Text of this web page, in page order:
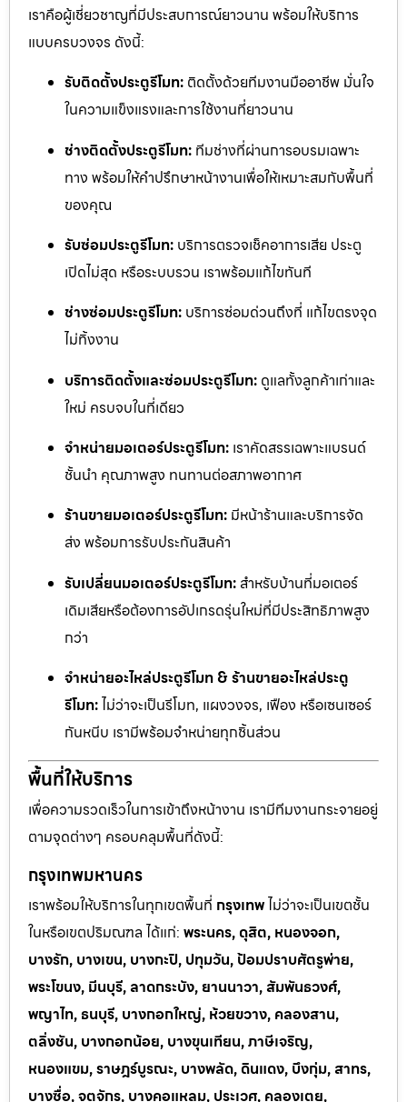
เราคือผู้เชี่ยวชาญที่มีประสบการณ์ยาวนาน พร้อมให้บริการ
แบบครบวงจร ดังนี้:
รับติดตั้งประตูรีโมท: ติดตั้งด้วยทีมงานมืออาชีพ มั่นใจ
ในความแข็งแรงและการใช้งานที่ยาวนาน
ช่างติดตั้งประตูรีโมท: ทีมช่างที่ผ่านการอบรมเฉพาะ
ทาง พร้อมให้คำปรึกษาหน้างานเพื่อให้เหมาะสมกับพื้นที่
ของคุณ
รับซ่อมประตูรีโมท: บริการตรวจเช็คอาการเสีย ประตู
เปิดไม่สุด หรือระบบรวน เราพร้อมแก้ไขทันที
ช่างซ่อมประตูรีโมท: บริการซ่อมด่วนถึงที่ แก้ไขตรงจุด
ไม่ทิ้งงาน
บริการติดตั้งและซ่อมประตูรีโมท: ดูแลทั้งลูกค้าเก่าและ
ใหม่ ครบจบในที่เดียว
จำหน่ายมอเตอร์ประตูรีโมท: เราคัดสรรเฉพาะแบรนด์
ชั้นนำ คุณภาพสูง ทนทานต่อสภาพอากาศ
ร้านขายมอเตอร์ประตูรีโมท: มีหน้าร้านและบริการจัด
ส่ง พร้อมการรับประกันสินค้า
รับเปลี่ยนมอเตอร์ประตูรีโมท: สำหรับบ้านที่มอเตอร์
เดิมเสียหรือต้องการอัปเกรดรุ่นใหม่ที่มีประสิทธิภาพสูง
กว่า
จำหน่ายอะไหล่ประตูรีโมท & ร้านขายอะไหล่ประตู
รีโมท:ไม่ว่าจะเป็นรีโมท, แผงวงจร, เฟือง หรือเซนเซอร์
กันหนีบ เรามีพร้อมจำหน่ายทุกชิ้นส่วน
พื้นที่ให้บริการ
เพื่อความรวดเร็วในการเข้าถึงหน้างาน เรามีทีมงานกระจายอยู่
ตามจุดต่างๆ ครอบคลุมพื้นที่ดังนี้:
กรุงเทพมหานคร
เราพร้อมให้บริการในทุกเขตพื้นที่ กรุงเทพไม่ว่าจะเป็นเขตชั้น
ในหรือเขตปริมณฑล ได้แก่: พระนคร, ดุสิต, หนองจอก,
บางรัก, บางเขน, บางกะปิ, ปทุมวัน, ป้อมปราบศัตรูพ่าย,
พระโขนง, มีนบุรี, ลาดกระบัง, ยานนาวา, สัมพันธวงศ์,
พญาไท, ธนบุรี, บางกอกใหญ่, ห้วยขวาง, คลองสาน,
ตลิ่งชัน, บางกอกน้อย, บางขุนเทียน, ภาษีเจริญ,
หนองแขม, ราษฎร์บูรณะ, บางพลัด, ดินแดง, บึงกุ่ม, สาทร,
บางซื่อ, จตุจักร, บางคอแหลม, ประเวศ, คลองเตย,